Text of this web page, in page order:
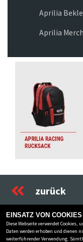
Aprilia
Aprilia
Previous
zurück
ZWEIRAD
EINSATZ VON COOKIES
Diese Webseite verwendet
Daten werden erhoben und
weiterführender Verwendung.